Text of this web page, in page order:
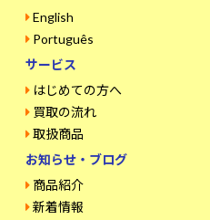
English
Português
サービス
はじめての方へ
買取の流れ
取扱商品
お知らせ・ブログ
商品紹介
新着情報